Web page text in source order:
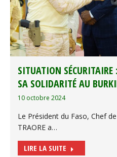
SITUATION SÉCURITAIRE
SA SOLIDARITÉ AU
10 octobre 2024
Le Président du Faso, Chef
TRAORE a…
LIRE LA SUITE